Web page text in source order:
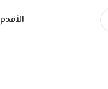
الأقدم